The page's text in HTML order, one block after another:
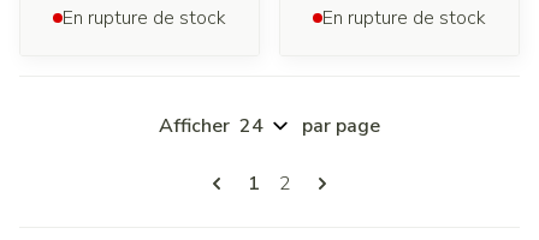
En rupture de stock En rupture de stock
Pages
Vous lisez actuellement la page
1 Page
2
Afficher par page